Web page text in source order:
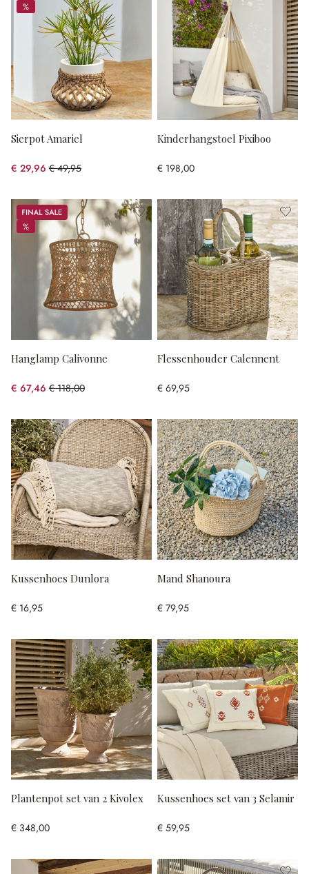
%
%
Sierpot Amariel
€ 29,96 € 49,95
(40.02% gespart)
Kinderhangstoel Pixiboo
€ 198,00
Sale
%
%
Hanglamp Calivonne
€ 67,46 € 118,00
(42.83% gespart)
Flessenhouder Calennent
€ 69,95
Kussenhoes Dunlora
€ 16,95
Mand Shanoura
€ 79,95
Plantenpot set van 2 Kivolex
€ 348,00
Kussenhoes set van 3 Selamir
€ 59,95